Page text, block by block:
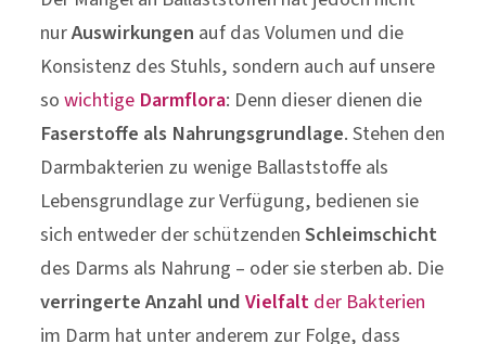
Darmbakterien zu wenige Ballaststoffe als
Lebensgrundlage zur Verfügung, bedienen sie
sich entweder der schützenden
des Darms als Nahrung – oder sie sterben ab. Die
verringerte Anzahl undVielfalt
der Bakterien
im Darm hat unter anderem zur Folge, dass
weniger wichtige Nährstoffe
aus der Nahrung
aufgrund der verminderten Qualität und
Nährstoffvielfalt unserer Lebensmittel